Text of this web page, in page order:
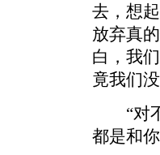
去，想
放弃真
白，我
竟我们
“对不
都是和